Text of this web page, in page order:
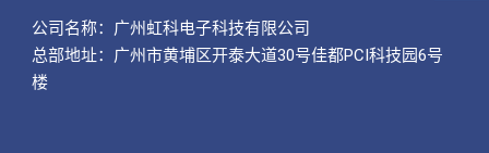
公司名称： 广州虹科电子科技有限公司
总部地址：广州市黄埔区开泰大道30号佳都PCI科技园6号
楼